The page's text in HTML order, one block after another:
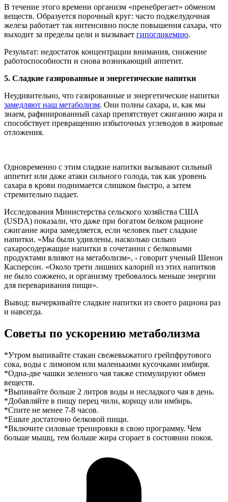
В течение этого времени организм «пренебрегает» обменом
веществ. Образуется порочный круг: часто поджелудочная
железа работает так интенсивно после повышения сахара, что
выходит за пределы цели и вызывает гипогликемию.
Результат: недостаток концентрации внимания, снижение
работоспособности и снова возникающий аппетит.
5. Сладкие газированные и энергетические напитки
Неудивительно, что газированные и энергетические напитки
замедляют наш метаболизм. Они полны сахара, и, как мы
знаем, рафинированный сахар препятствует сжиганию жира и
способствует превращению избыточных углеводов в жировые
отложения.
Одновременно с этим сладкие напитки вызывают сильный
аппетит или даже атаки сильного голода, так как уровень
сахара в крови поднимается слишком быстро, а затем
стремительно падает.
Исследования Министерства сельского хозяйства США
(USDA) показали, что даже при богатом белком рационе
сжигание жира замедляется, если человек пьет сладкие
напитки. «Мы были удивлены, насколько сильно
сахаросодержащие напитки в сочетании с белковыми
продуктами влияют на метаболизм», - говорит ученый Шенон
Касперсон. «Около трети лишних калорий из этих напитков
не было сожжено, и организму требовалось меньше энергии
для переваривания пищи».
Вывод: вычеркивайте сладкие напитки из своего рациона раз
и навсегда.
Советы по ускорению метаболизма
*Утром выпивайте стакан свежевыжатого грейпфрутового
сока, воды с лимоном или маленькими кусочками имбиря.
*Одна-две чашки зеленого чая также стимулируют обмен
веществ.
*Выпивайте больше 2 литров воды и несладкого чая в день.
*Добавляйте в пищу перец чили, корицу или имбирь.
*Спите не менее 7-8 часов.
*Ешьте достаточно белковой пищи.
*Включите силовые тренировки в свою программу. Чем
больше мышц, тем больше жира сгорает в состоянии покоя.